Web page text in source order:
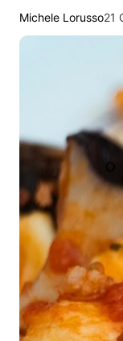
Michele Lorusso21